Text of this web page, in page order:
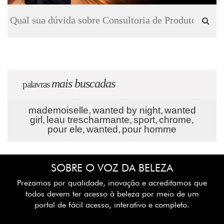
palavrasmais buscadas
mademoiselle,wanted by night,wanted
girl, leau trescharmante,sport,chrome,
pour ele,wanted, pour homme
SOBRE O VOZ DA BELEZA
Prezamos por qualidade, inovação e acreditamos que
todos devem ter acesso à beleza por meio de um
portal de fácil acesso, interativo e completo.